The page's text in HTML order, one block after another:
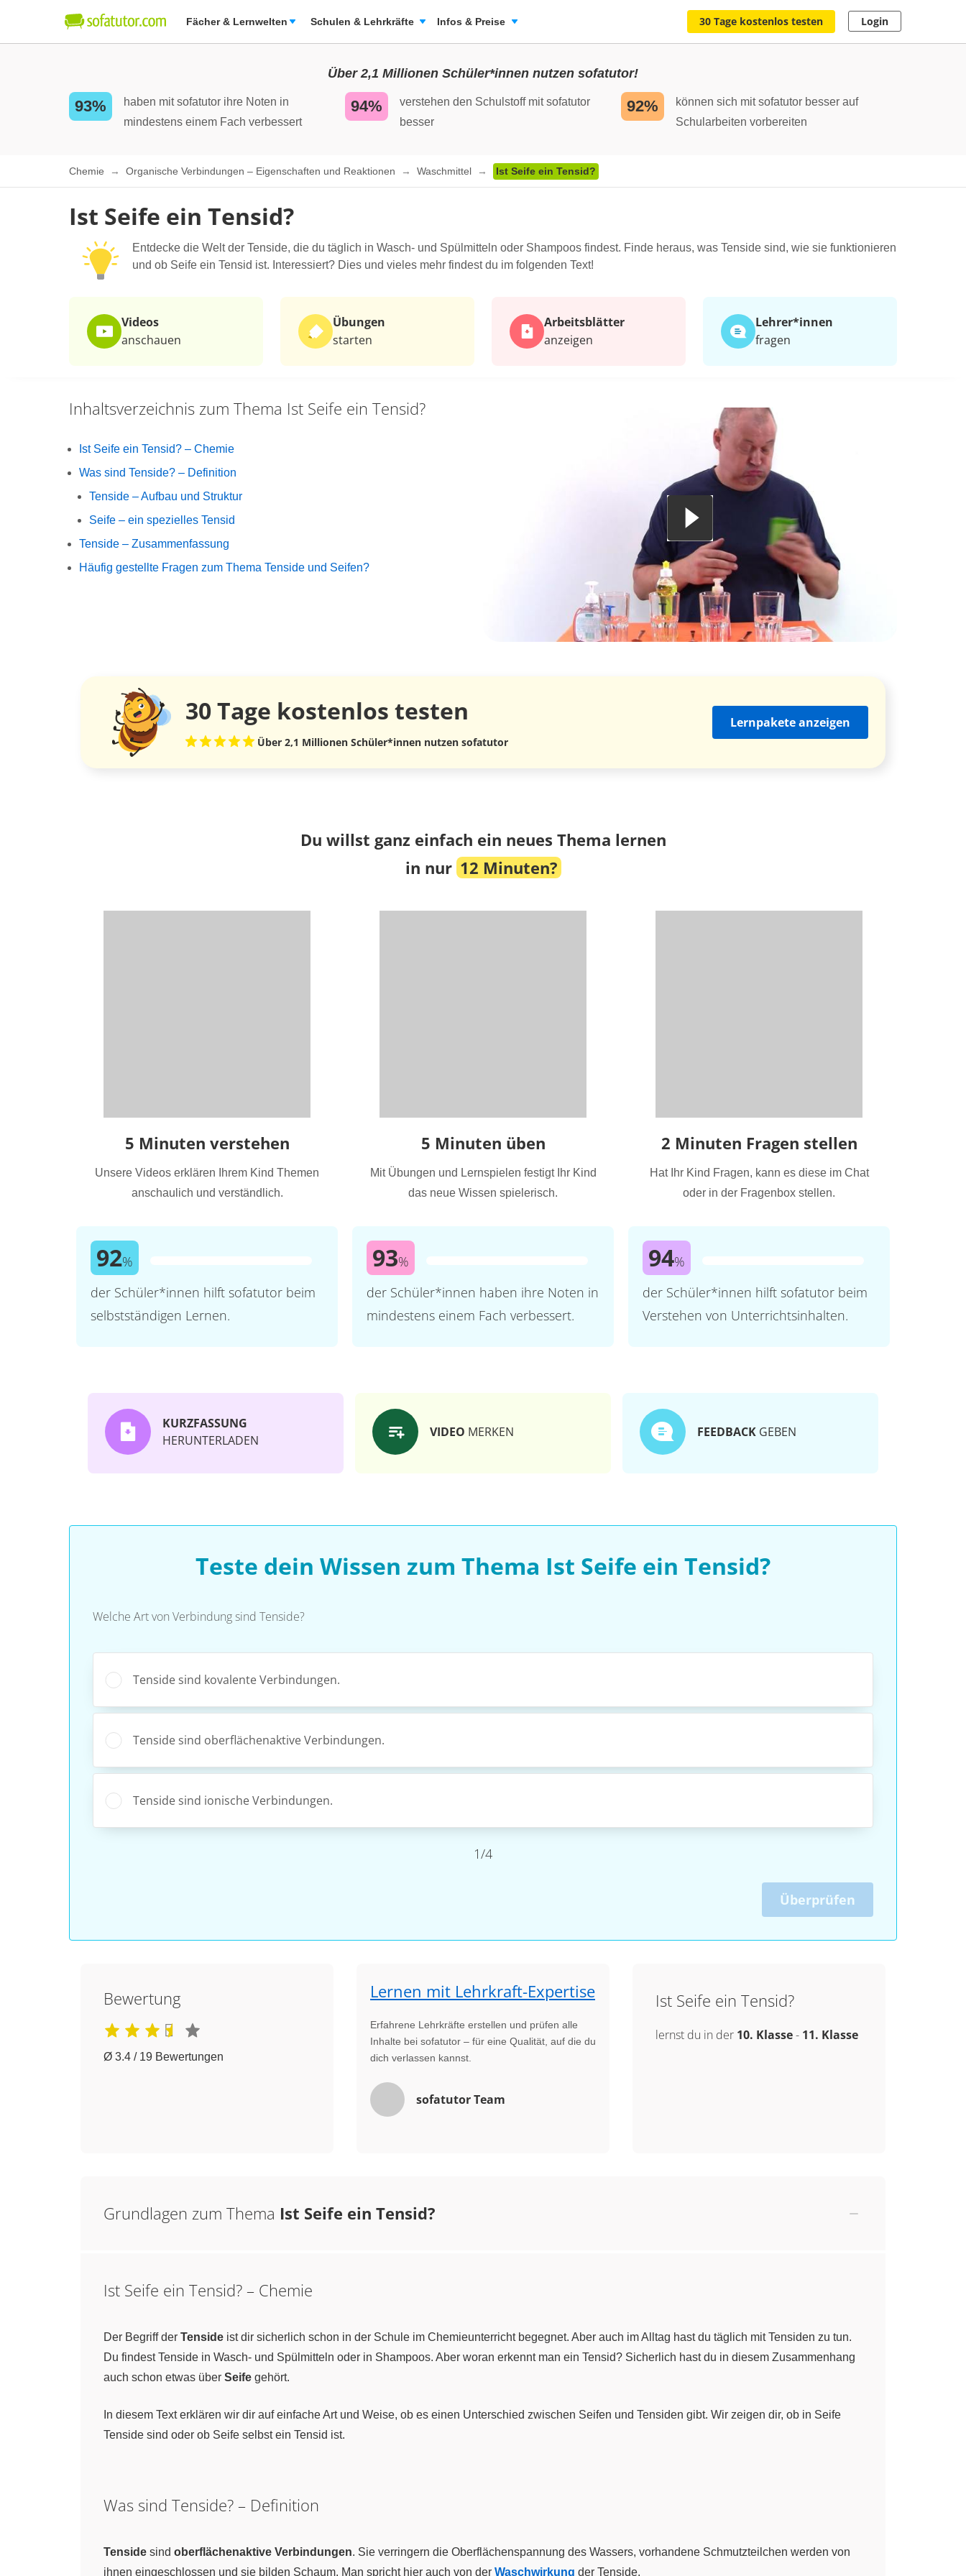
Fächer & Lernwelten Schulen & Lehrkräfte Infos & Preise 30 Tage kostenlos testen Login
Über 2,1 Millionen Schüler*innen nutzen sofatutor!
93%
haben mit sofatutor ihre Noten in
mindestens einem Fach verbessert
94%
verstehen den Schulstoff mit sofatutor
besser
92%
können sich mit sofatutor besser auf
Schularbeiten vorbereiten
Chemie Organische Verbindungen – Eigenschaften und Reaktionen Waschmittel Ist Seife ein Tensid?
Ist Seife ein Tensid?
Entdecke die Welt der Tenside, die du täglich in Wasch- und Spülmitteln oder Shampoos findest. Finde heraus, was Tenside sind, wie sie funktionieren
und ob Seife ein Tensid ist. Interessiert? Dies und vieles mehr findest du im folgenden Text!
Videos
anschauen
Übungen
starten
Arbeits­blätter
anzeigen
Lehrer*​innen
fragen
Inhaltsverzeichnis zum Thema Ist Seife ein Tensid?
Ist Seife ein Tensid? – Chemie
Was sind Tenside? – Definition
Tenside – Aufbau und Struktur
Seife – ein spezielles Tensid
Tenside – Zusammenfassung
Häufig gestellte Fragen zum Thema Tenside und Seifen?
30 Tage kostenlos testen
Über 2,1 Millionen Schüler*innen nutzen sofatutor
Lernpakete anzeigen
Du willst ganz einfach ein neues Thema lernen
in nur 12 Minuten?
5 Minuten verstehen
Unsere Videos erklären Ihrem Kind Themen
anschaulich und verständlich.
92%
der Schüler*innen hilft sofatutor beim
selbstständigen Lernen.
5 Minuten üben
Mit Übungen und Lernspielen festigt Ihr Kind
das neue Wissen spielerisch.
93%
der Schüler*innen haben ihre Noten in
mindestens einem Fach verbessert.
2 Minuten Fragen stellen
Hat Ihr Kind Fragen, kann es diese im Chat
oder in der Fragenbox stellen.
94%
der Schüler*innen hilft sofatutor beim
Verstehen von Unterrichtsinhalten.
KURZFASSUNG
HERUNTERLADEN
VIDEO MERKEN FEEDBACK GEBEN
Teste dein Wissen zum Thema Ist Seife ein Tensid?
Welche Art von Verbindung sind Tenside?
Tenside sind kovalente Verbindungen.
Tenside sind oberflächenaktive Verbindungen.
Tenside sind ionische Verbindungen.
1/4
Überprüfen
Bewertung
Ø 3.4 / 19 Bewertungen
Lernen mit Lehrkraft-Expertise
Erfahrene Lehrkräfte erstellen und prüfen alle
Inhalte bei sofatutor – für eine Qualität, auf die du
dich verlassen kannst.
sofatutor Team
Ist Seife ein Tensid?
lernst du in der 10. Klasse- 11. Klasse
Grundlagen zum Thema Ist Seife ein Tensid?
Ist Seife ein Tensid? – Chemie
Der Begriff der Tenside ist dir sicherlich schon in der Schule im Chemieunterricht begegnet. Aber auch im Alltag hast du täglich mit Tensiden zu tun.
Du findest Tenside in Wasch- und Spülmitteln oder in Shampoos. Aber woran erkennt man ein Tensid? Sicherlich hast du in diesem Zusammenhang
auch schon etwas über Seife gehört.
In diesem Text erklären wir dir auf einfache Art und Weise, ob es einen Unterschied zwischen Seifen und Tensiden gibt. Wir zeigen dir, ob in Seife
Tenside sind oder ob Seife selbst ein Tensid ist.
Was sind Tenside? – Definition
Tenside sind oberflächenaktive Verbindungen. Sie verringern die Oberflächenspannung des Wassers, vorhandene Schmutzteilchen werden von
ihnen eingeschlossen und sie bilden Schaum. Man spricht hier auch von der Waschwirkung der Tenside.